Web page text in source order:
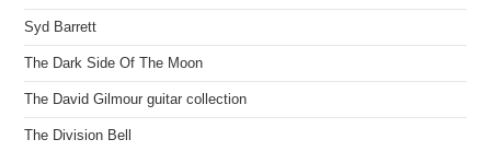
Syd Barrett
The Dark Side Of The Moon
The David Gilmour guitar collection
The Division Bell